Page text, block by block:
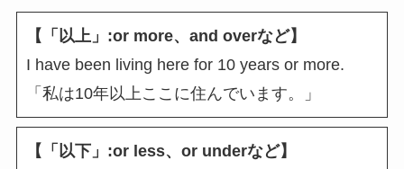
【「以上」:or more、and overなど】
I have been living here for 10 years or more.
「私は10年以上ここに住んでいます。」
【「以下」:or less、or underなど】